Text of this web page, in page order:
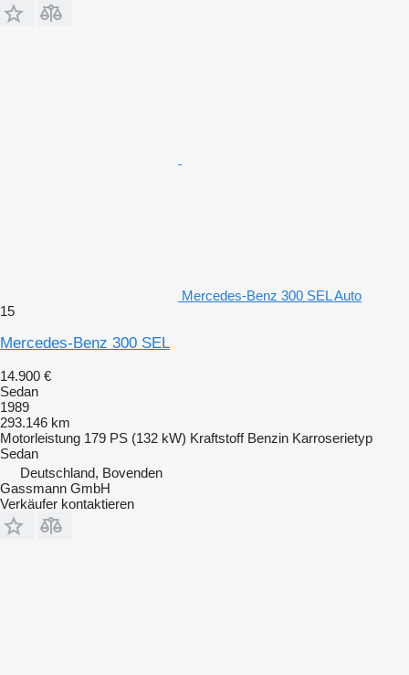
Mercedes-Benz 300 SEL Auto
15
Mercedes-Benz 300 SEL
14.900 €
Sedan
1989
293.146 km
Motorleistung 179 PS (132 kW) Kraftstoff Benzin Karroserietyp
Sedan
Deutschland, Bovenden
Gassmann GmbH
Verkäufer kontaktieren